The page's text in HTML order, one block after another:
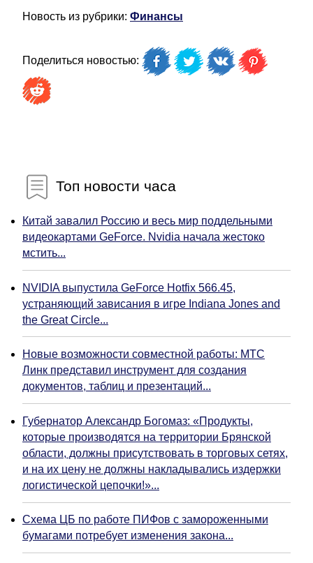
Новость из рубрики: Финансы
Поделиться новостью:
Топ новости часа
Китай завалил Россию и весь мир поддельными
видеокартами GeForce. Nvidia начала жестоко
мстить...
NVIDIA выпустила GeForce Hotfix 566.45,
устраняющий зависания в игре Indiana Jones and
the Great Circle...
Новые возможности совместной работы: МТС
Линк представил инструмент для создания
документов, таблиц и презентаций...
Губернатор Александр Богомаз: «Продукты,
которые производятся на территории Брянской
области, должны присутствовать в торговых сетях,
и на их цену не должны накладывались издержки
логистической цепочки!»...
Схема ЦБ по работе ПИФов с замороженными
бумагами потребует изменения закона...